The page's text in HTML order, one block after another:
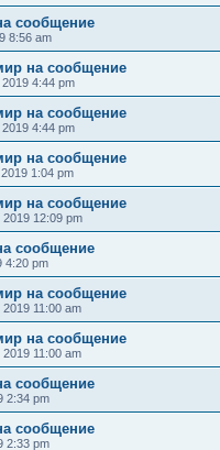
сообщение
8:56 am
на сообщение
4:44 pm
на сообщение
4:44 pm
на сообщение
1:04 pm
на сообщение
12:09 pm
сообщение
4:20 pm
на сообщение
11:00 am
на сообщение
11:00 am
сообщение
2:34 pm
сообщение
2:33 pm